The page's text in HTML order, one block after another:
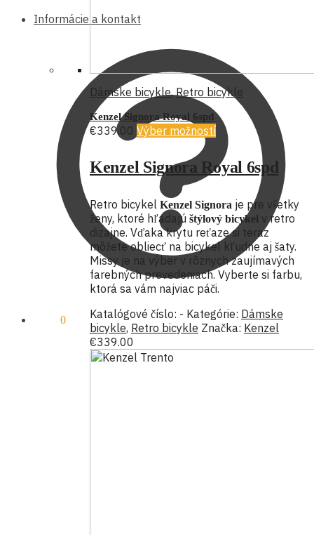
Informácie a kontakt
0
Dámske bicykle,Retro bicykle
Kenzel Signora Royal 6spd
€339.00 Výber možností
Kenzel Signora Royal 6spd
Retro bicykel Kenzel Signora je pre všetky
ženy, ktoré hľadajú štýlový bicykel v retro
dizajne. Vďaka krytu reťaze si teraz
môžete obliecť na bicykel kľudne aj šaty.
Missy je na výber v rôznych zaujímavých
farebných prevedeniach. Vyberte si farbu,
ktorá sa vám najviac páči.
Katalógové číslo: - Kategórie: Dámske
bicykle, Retro bicykle Značka: Kenzel
€339.00